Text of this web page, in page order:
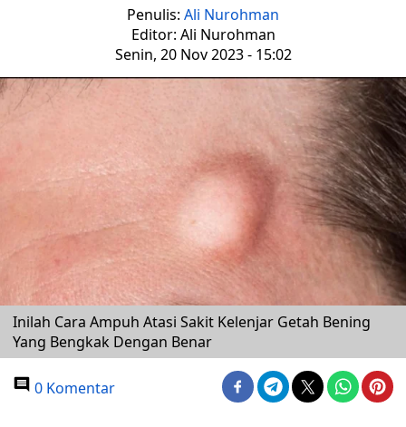
Penulis: Ali Nurohman
Editor: Ali Nurohman
Senin, 20 Nov 2023 - 15:02
Inilah Cara Ampuh Atasi Sakit Kelenjar Getah Bening
Yang Bengkak Dengan Benar
0 Komentar